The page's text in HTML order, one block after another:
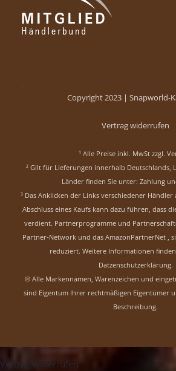
Copyright 2023 | Snapworld-
Vertrag widerrufen
¹ Alle Preise inkl. MwSt zzgl.
² Gilt für Lieferungen innerhalb Deutschlands,
Länder finden Sie unter: Zahlung
³ Das Anklicken der Links verschiedener
Abschluss eines Kaufs kann dazu führen, dass
verdient. Partnerprogramme und
Partner-Network und das AmazonPartnerNet ,
reduziert. Weitere Informationen
Datzenschutzerklärung.
® Alle Markennamen, Warenzeichen und
sind Eigentum Ihrer rechtmäßigen Eigentümer
Beschreibung.
Vertrag widerrufen